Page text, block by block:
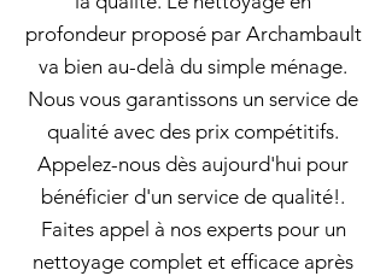
profondeur proposé par Archambault
va bien au-delà du simple ménage.
Nous vous garantissons un service de
qualité avec des prix compétitifs.
Appelez-nous dès aujourd'hui pour
bénéficier d'un service de qualité!.
Faites appel à nos experts pour un
nettoyage complet et efficace après